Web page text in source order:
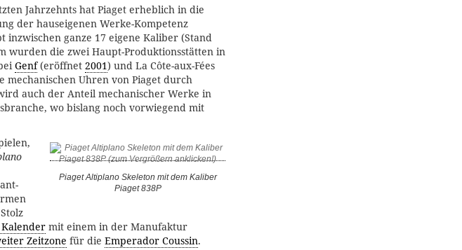
Jahrzehnts hat Piaget erheblich in die
der hauseigenen Werke-Kompetenz
inzwischen ganze 17 eigene Kaliber (Stand
wurden die zwei Haupt-Produktionsstätten in
Genf(eröffnet 2001) und La Côte-aux-Fées
mechanischen Uhren von Piaget durch
auch der Anteil mechanischer Werke in
wo bislang noch vorwiegend mit
Piaget Altiplano Skeleton mit dem Kaliber
Piaget 838P
mit einem in der Manufaktur
Zeitzone für die Emperador Coussin.